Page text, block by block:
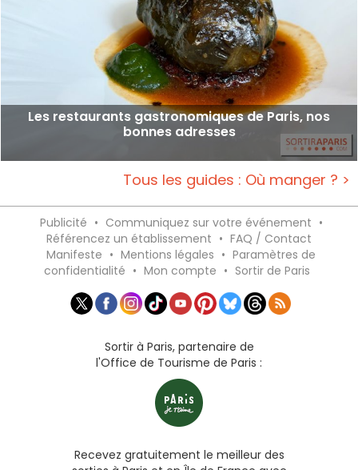
Les restaurants gastronomiques de Paris, nos
bonnes adresses
Tous les guides : Où manger ? >
Publicité • Communiquez sur votre événement •
Référencez un établissement • FAQ / Contact
Manifeste • Mentions légales • Paramètres de
confidentialité • Mon compte • Sortir de Paris
Sortir à Paris, partenaire de
l'Office de Tourisme de Paris :
Recevez gratuitement le meilleur des